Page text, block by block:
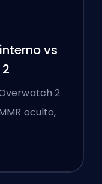
vs
2
oculto,